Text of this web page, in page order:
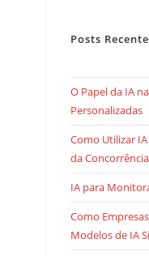
Posts
O Papel da IA
Personalizadas
Como Utilizar
da Concorrência
IA para
Como
Modelos de IA